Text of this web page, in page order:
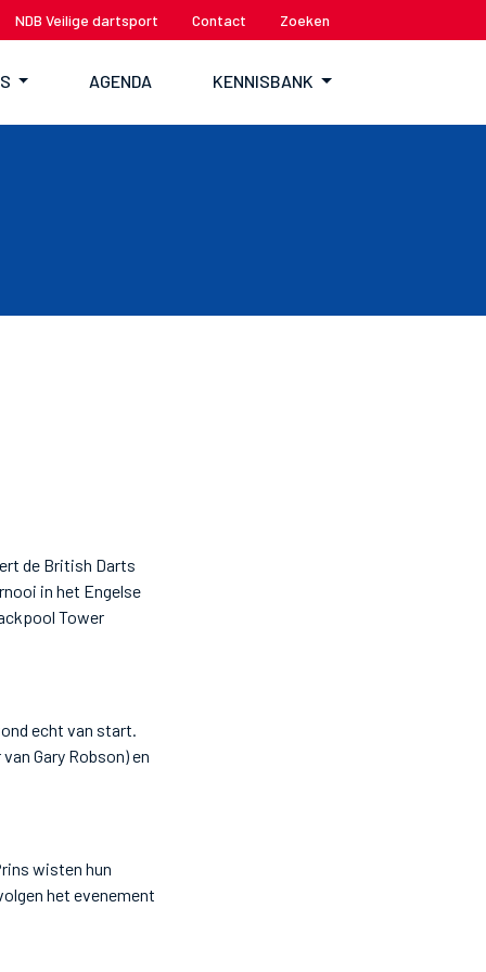
NDB Veilige dartsport Contact Zoeken
AGENDA KENNISBANK
de British Darts
in het Engelse
Tower
echt van start.
Gary Robson) en
wisten hun
het evenement